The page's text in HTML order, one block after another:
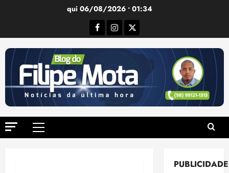
qui 06/08/2026 • 01:34
Facebook
Instagram
Twitter
Menu
PUBLICIDADE